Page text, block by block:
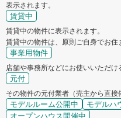
表示されます。
賃貸中
賃貸中の物件に表示されます。
賃貸中の物件は、原則ご自身でお住
事業用物件
店舗や事務所などにお使いいただけ
元付
その物件の元付業者（売主から直接
モデルルーム公開中 モデルハ
オープンハウス開催中